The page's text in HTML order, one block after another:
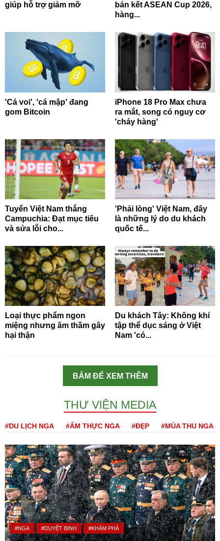
giúp hỗ trợ giảm mỡ
bán kết ASEAN Cup 2026,
hàng...
'Cá voi', 'cá mập' đang
gom Bitcoin
iPhone 18 Pro Max chưa
ra mắt, song có nguy cơ
'cháy hàng'
Tuyển Việt Nam thắng
Campuchia: Đạt mục tiêu
và sửa lỗi cho...
'Phải lòng' Việt Nam, đây
là những lý do du khách
quốc tế...
Loại thực phẩm ngon
miệng nhưng âm thầm gây
hại thận
Du khách Tây: Không khí
tập thể dục sáng ở Việt
Nam 'có...
BẤM ĐỂ XEM THÊM
THƯ VIỆN MEDIA
#DU LỊCH NGA #ẨM THỰC NGA #ĐẸP #MÙA THU NGA
#NGA #DUYỆT BINH #KHÁM PHÁ